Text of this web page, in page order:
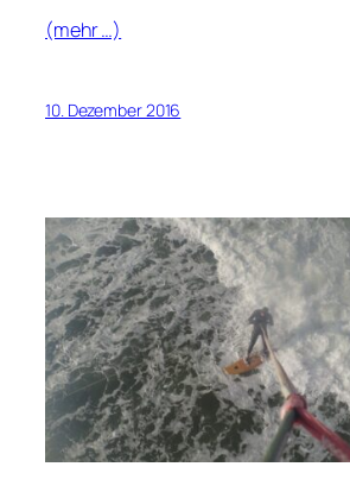
(mehr …)
10. Dezember 2016